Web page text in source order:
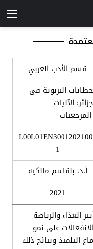
قسم الأدب العربي
التربویة في
الآليات
1
أ.د. بلقاسم مالكیة
2021
الغذاء والریاضة
على نمو
التلمیذ ونتائج ذلك